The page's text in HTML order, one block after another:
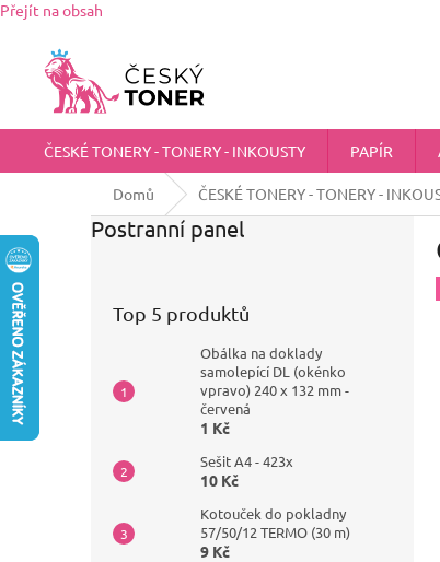
Přejít na obsah
chci@ceskytoner.cz
ČESKÉ TONERY - TONERY - INKOUSTY PAPÍR
Domů ČESKÉ TONERY - TONERY -
Postranní panel
Top 5 produktů
Obálka na doklady
samolepící DL (okénko
vpravo) 240 x 132 mm -
červená
1 Kč
Sešit A4 - 423x
10 Kč
Kotouček do pokladny
57/50/12 TERMO (30 m)
9 Kč